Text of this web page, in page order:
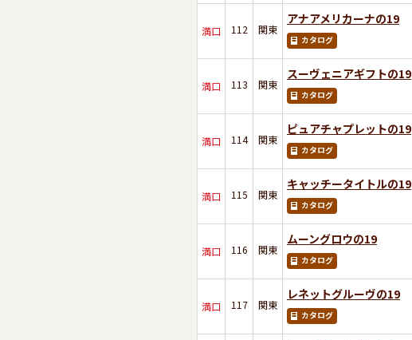
満口 112 関東
アナアメリカーナの19
カタログ
満口 113 関東
スーヴェニアギフトの19
カタログ
満口 114 関東
ピュアチャプレットの19
カタログ
満口 115 関東
キャッチータイトルの19
カタログ
満口 116 関東
ムーングロウの19
カタログ
満口 117 関東
レネットグルーヴの19
カタログ